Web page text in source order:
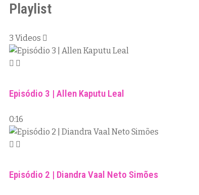
Playlist
3 Videos
Episódio 3 | Allen Kaputu Leal
0:16
Episódio 2 | Diandra Vaal Neto Simões